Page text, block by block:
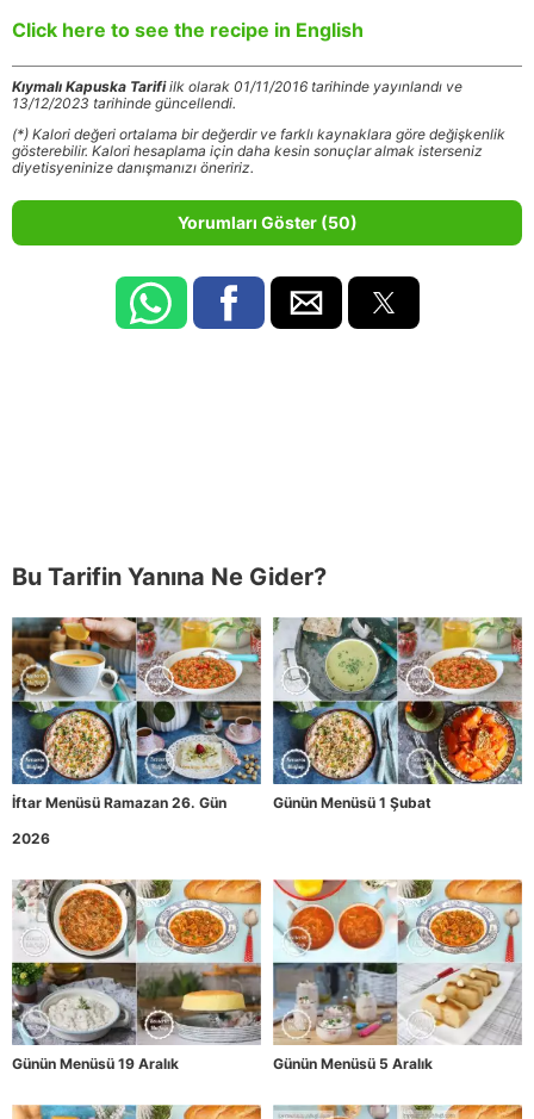
Click here to see the recipe in English
Kıymalı Kapuska Tarifiilk olarak 01/11/2016 tarihinde yayınlandı ve
13/12/2023 tarihinde güncellendi.
(*) Kalori değeri ortalama bir değerdir ve farklı kaynaklara göre değişkenlik
gösterebilir. Kalori hesaplama için daha kesin sonuçlar almak isterseniz
diyetisyeninize danışmanızı öneririz.
Yorumları Göster (50)
Bu Tarifin Yanına Ne Gider?
İftar Menüsü Ramazan 26. Gün
2026
Günün Menüsü 1 Şubat
Günün Menüsü 19 Aralık Günün Menüsü 5 Aralık